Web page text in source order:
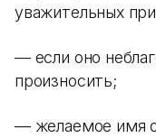
уважительных
— если оно
произносить;
— желаемое имя